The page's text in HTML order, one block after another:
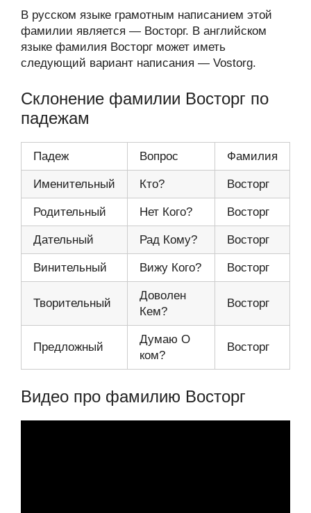
В русском языке грамотным написанием этой
фамилии является — Восторг. В английском
языке фамилия Восторг может иметь
следующий вариант написания — Vostorg.
Склонение фамилии Восторг по
падежам
Падеж Вопрос Фамилия
Именительный Кто? Восторг
Родительный Нет Кого? Восторг
Дательный Рад Кому? Восторг
Винительный Вижу Кого? Восторг
Творительный
Доволен
Кем?
Восторг
Предложный
Думаю О
ком?
Восторг
Видео про фамилию Восторг